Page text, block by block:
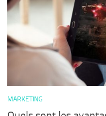
MARKETING